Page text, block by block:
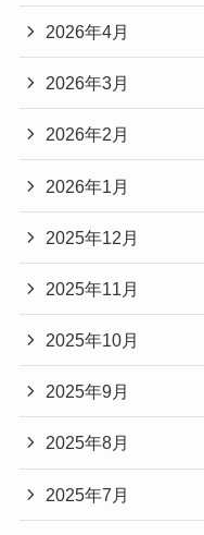
2026年4月
2026年3月
2026年2月
2026年1月
2025年12月
2025年11月
2025年10月
2025年9月
2025年8月
2025年7月